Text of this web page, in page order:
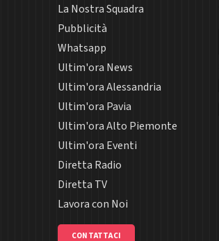
La Nostra Squadra
Pubblicità
Whatsapp
Ultim'ora News
Ultim'ora Alessandria
Ultim'ora Pavia
Ultim'ora Alto Piemonte
Ultim'ora Eventi
Diretta Radio
Diretta TV
Lavora con Noi
CONTATTACI